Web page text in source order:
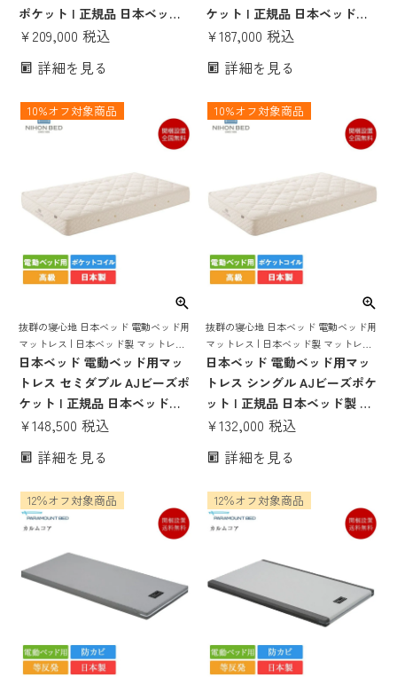
ポケット | 正規品 日本ベッド
製 マットレス シルキーポケッ
電動リクライニングベッド ベ
レス セミダブルサイズ AJウィ
ルシャー
¥209,000 税込
詳細を見る
ケット | 正規品 日本ベッド製
マットレス シルキーポケット
動リクライニングベッド ベッ
シングルサイズ 日本製 AJウィ
ルシャー
¥187,000 税込
詳細を見る
抜群の寝心地 日本ベッド 電動ベッド用
マットレス | 日本ベッド製 マットレス
ポケットコイル 電動ベッド 電動リクラ
イニングベッド 電動ベット ベッドマッ
日本ベッド 電動ベッド用マッ
トレス セミダブル AJビーズポ
ケット | 正規品 日本ベッド製
マットレス ビーズポケット ポ
リクライニングベッド ベッド
セミダブルサイズ 日本製 AJウ
ィルシャー
10%オフ対象商品
¥148,500 税込
詳細を見る
抜群の寝心地 日本ベッド 電動ベッド用
マットレス | 日本ベッド製 マットレス
ポケットコイル 電動ベッド 電動リクラ
イニングベッド 電動ベット ベッドマッ
日本ベッド 電動ベッド用マッ
トレス シングル AJビーズポケ
ット | 正規品 日本ベッド製 マ
ットレス ビーズポケット ポケ
クライニングベッド ベッドマ
グルサイズ 日本製 AJウィルシ
ャー
10%オフ対象商品
¥132,000 税込
詳細を見る
12％オフ対象商品 12％オフ対象商品